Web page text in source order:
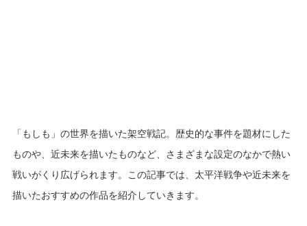
「もしも」の世界を描いた架空戦記。歴史的な事件を題材にした
ものや、近未来を描いたものなど、さまざまな設定のなかで熱い
戦いがくり広げられます。この記事では、太平洋戦争や近未来を